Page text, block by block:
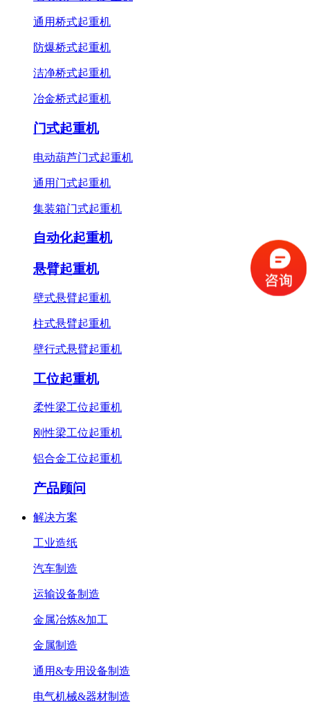
通用桥式起重机
防爆桥式起重机
洁净桥式起重机
冶金桥式起重机
门式起重机
电动葫芦门式起重机
通用门式起重机
集装箱门式起重机
自动化起重机
悬臂起重机
壁式悬臂起重机
柱式悬臂起重机
壁行式悬臂起重机
工位起重机
柔性梁工位起重机
刚性梁工位起重机
铝合金工位起重机
产品顾问
解决方案
工业造纸
汽车制造
运输设备制造
金属冶炼&加工
金属制造
通用&专用设备制造
电气机械&器材制造